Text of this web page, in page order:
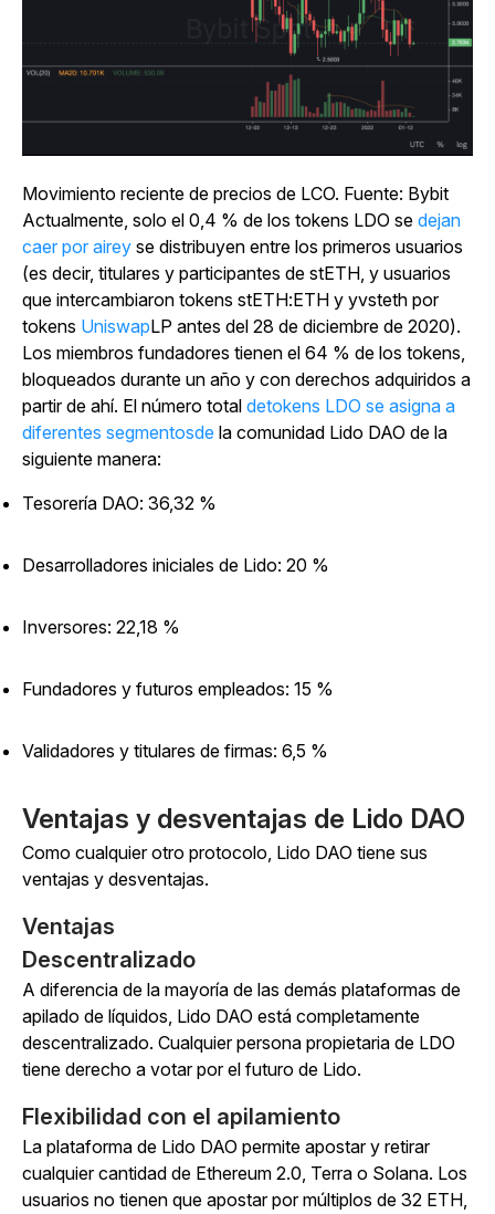
Movimiento reciente de precios de LCO. Fuente: Bybit
Actualmente, solo el 0,4 % de los tokens LDO se dejan
caer por airey se distribuyen entre los primeros usuarios
(es decir, titulares y participantes de stETH, y usuarios
que intercambiaron tokens stETH:ETH y yvsteth por
tokens UniswapLP antes del 28 de diciembre de 2020).
Los miembros fundadores tienen el 64 % de los tokens,
bloqueados durante un año y con derechos adquiridos a
partir de ahí. El número total detokens LDO se asigna a
diferentes segmentosde la comunidad Lido DAO de la
siguiente manera:
Tesorería DAO: 36,32 %
Desarrolladores iniciales de Lido: 20 %
Inversores: 22,18 %
Fundadores y futuros empleados: 15 %
Validadores y titulares de firmas: 6,5 %
Ventajas y desventajas de Lido DAO
Como cualquier otro protocolo, Lido DAO tiene sus
ventajas y desventajas.
Ventajas
Descentralizado
A diferencia de la mayoría de las demás plataformas de
apilado de líquidos, Lido DAO está completamente
descentralizado. Cualquier persona propietaria de LDO
tiene derecho a votar por el futuro de Lido.
Flexibilidad con el apilamiento
La plataforma de Lido DAO permite apostar y retirar
cualquier cantidad de Ethereum 2.0, Terra o Solana. Los
usuarios no tienen que apostar por múltiplos de 32 ETH,